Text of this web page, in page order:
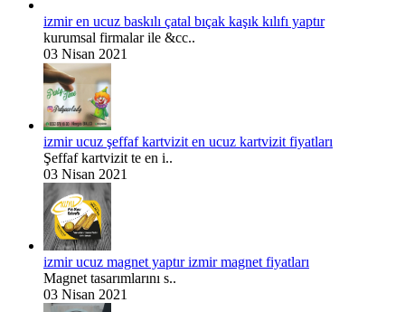
izmir en ucuz baskılı çatal bıçak kaşık kılıfı yaptır
kurumsal firmalar ile &cc..
03 Nisan 2021
izmir ucuz şeffaf kartvizit en ucuz kartvizit fiyatları
Şeffaf kartvizit te en i..
03 Nisan 2021
izmir ucuz magnet yaptır izmir magnet fiyatları
Magnet tasarımlarını s..
03 Nisan 2021